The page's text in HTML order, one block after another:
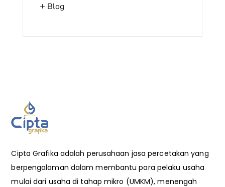
Blog
Cipta Grafika adalah perusahaan jasa percetakan yang
berpengalaman dalam membantu para pelaku usaha
mulai dari usaha di tahap mikro (UMKM), menengah